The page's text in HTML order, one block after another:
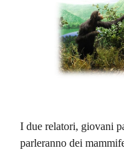
I due relatori, giovani
parleranno dei